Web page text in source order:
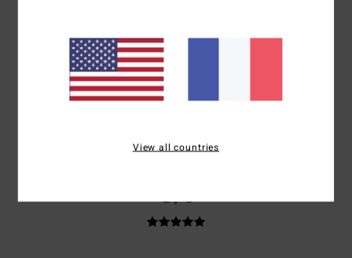
25 juin 2026
Parce que tout était parfait
Afficher original - Deutsch
Je recommande ce produit
5/5
View all countries